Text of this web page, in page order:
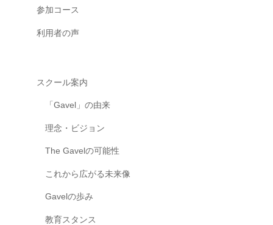
参加コース
利用者の声
スクール案内
「Gavel」の由来
理念・ビジョン
The Gavelの可能性
これから広がる未来像
Gavelの歩み
教育スタンス